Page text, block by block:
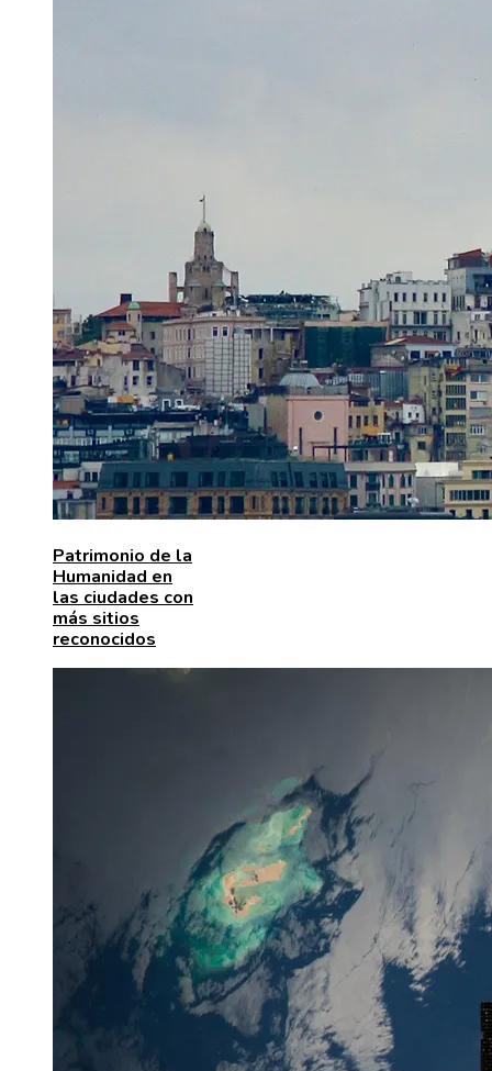
Patrimonio de la
Humanidad en
las ciudades con
más sitios
reconocidos